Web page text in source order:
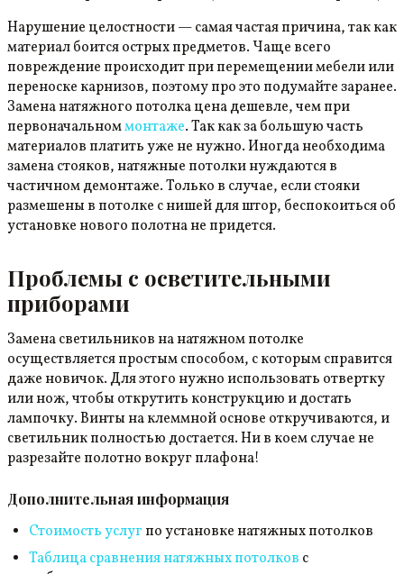
Нарушение целостности — самая частая причина, так как
материал боится острых предметов. Чаще всего
повреждение происходит при перемещении мебели или
переноске карнизов, поэтому про это подумайте заранее.
Замена натяжного потолка цена дешевле, чем при
первоначальноммонтаже. Так как за большую часть
материалов платить уже не нужно. Иногда необходима
замена стояков, натяжные потолки нуждаются в
частичном демонтаже. Только в случае, если стояки
размешены в потолке с нишей для штор, беспокоиться об
установке нового полотна не придется.
Проблемы с осветительными
приборами
Замена светильников на натяжном потолке
осуществляется простым способом, с которым справится
даже новичок. Для этого нужно использовать отвертку
или нож, чтобы открутить конструкцию и достать
лампочку. Винты на клеммной основе откручиваются, и
светильник полностью достается. Ни в коем случае не
разрезайте полотно вокруг плафона!
Дополнительная информация
Стоимость услугпо установке натяжных потолков
Таблица сравнения натяжных потолков с